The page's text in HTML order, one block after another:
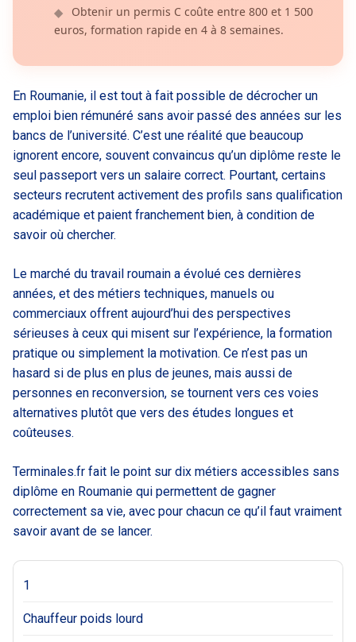
◆
Obtenir un permis C coûte entre 800 et 1 500
euros, formation rapide en 4 à 8 semaines.
En Roumanie, il est tout à fait possible de décrocher un
emploi bien rémunéré sans avoir passé des années sur les
bancs de l’université. C’est une réalité que beaucoup
ignorent encore, souvent convaincus qu’un diplôme reste le
seul passeport vers un salaire correct. Pourtant, certains
secteurs recrutent activement des profils sans qualification
académique et paient franchement bien, à condition de
savoir où chercher.
Le marché du travail roumain a évolué ces dernières
années, et des métiers techniques, manuels ou
commerciaux offrent aujourd’hui des perspectives
sérieuses à ceux qui misent sur l’expérience, la formation
pratique ou simplement la motivation. Ce n’est pas un
hasard si de plus en plus de jeunes, mais aussi de
personnes en reconversion, se tournent vers ces voies
alternatives plutôt que vers des études longues et
coûteuses.
Terminales.fr fait le point sur dix métiers accessibles sans
diplôme en Roumanie qui permettent de gagner
correctement sa vie, avec pour chacun ce qu’il faut vraiment
savoir avant de se lancer.
1
Chauffeur poids lourd